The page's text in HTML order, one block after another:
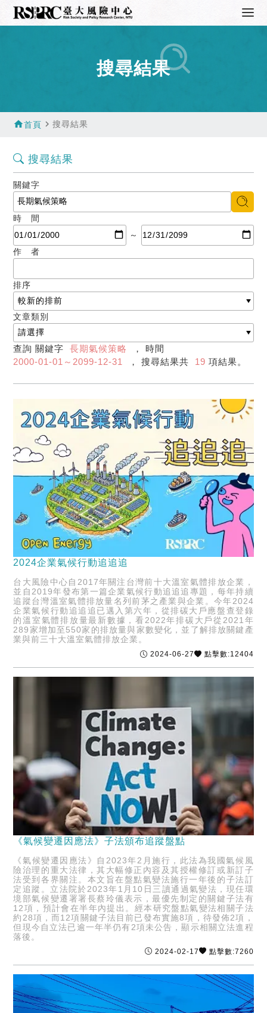
搜尋結果
home首頁 navigate_next搜尋結果
搜尋結果
關鍵字
時 間
～
作 者
排序
文章類別
查詢 關鍵字長期氣候策略
， 時間
2000-01-01～2099-12-31
， 搜尋結果共 19 項結果。
2024企業氣候行動追追追
台大風險中心自2017年關注台灣前十大溫室氣體排放企業，
並自2019年發布第一篇企業氣候行動追追追專題，每年持續
追蹤台灣溫室氣體排放量名列前茅之產業與企業。今年2024
企業氣候行動追追追已邁入第六年，從排碳大戶應盤查登錄
的溫室氣體排放量最新數據，看2022年排碳大戶從2021年
289家增加至550家的排放量與家數變化，並了解排放關鍵產
業與前三十大溫室氣體排放企業。
2024-06-27 點擊數:12404
《氣候變遷因應法》子法頒布追蹤盤點
《氣候變遷因應法》自2023年2月施行，此法為我國氣候風
險治理的重大法律，其大幅修正內容及其授權修訂或新訂子
法受到各界關注。本文旨在盤點氣變法施行一年後的子法訂
定追蹤。立法院於2023年1月10日三讀通過氣變法，現任環
境部氣候變遷署署長蔡玲儀表示，最優先制定的關鍵子法有
12項，預計會在半年內提出。經本研究盤點氣變法相關子法
約28項，而12項關鍵子法目前已發布實施8項，待發佈2項，
但現今自立法已逾一年半仍有2項未公告，顯示相關立法進程
落後。
2024-02-17 點擊數:7260